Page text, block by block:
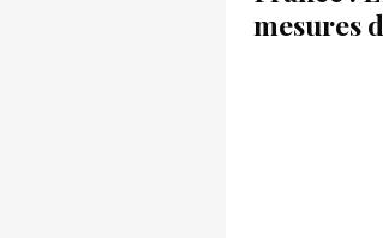
mesures